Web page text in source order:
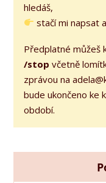
hledáš,
stačí mi napsat
Předplatné můžeš
/stop včetně
zprávou na
bude ukončeno ke
období.